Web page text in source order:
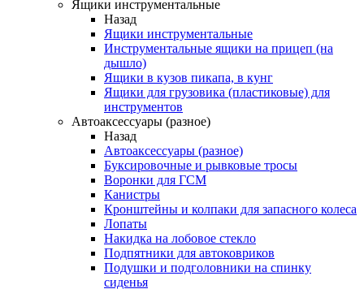
Ящики инструментальные
Назад
Ящики инструментальные
Инструментальные ящики на прицеп (на
дышло)
Ящики в кузов пикапа, в кунг
Ящики для грузовика (пластиковые) для
инструментов
Автоаксессуары (разное)
Назад
Автоаксессуары (разное)
Буксировочные и рывковые тросы
Воронки для ГСМ
Канистры
Кронштейны и колпаки для запасного колеса
Лопаты
Накидка на лобовое стекло
Подпятники для автоковриков
Подушки и подголовники на спинку
сиденья